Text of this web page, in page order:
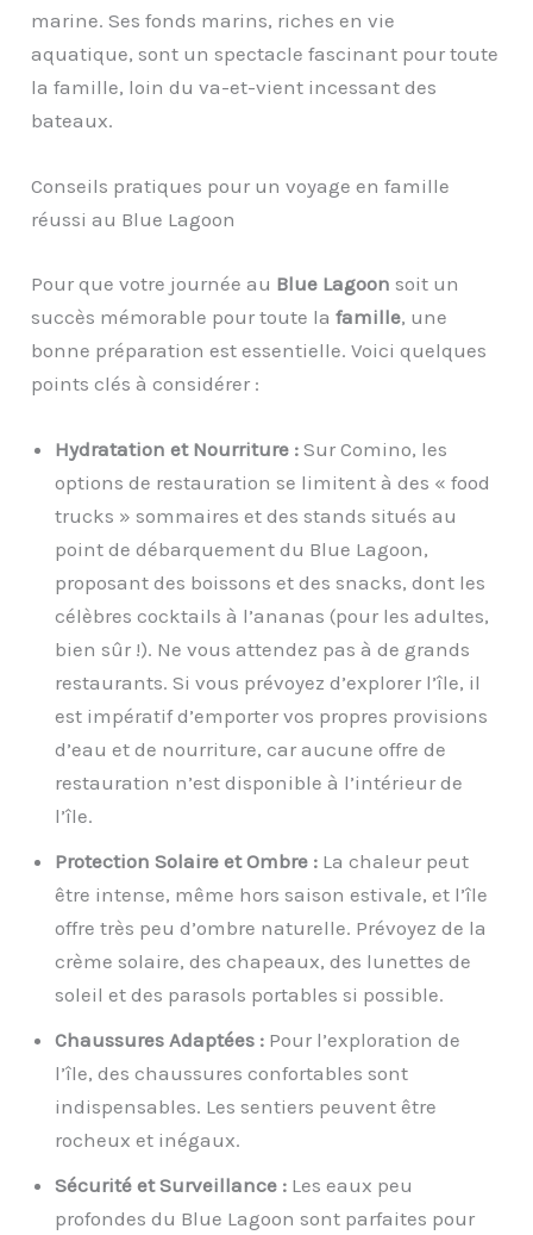
marine. Ses fonds marins, riches en vie
aquatique, sont un spectacle fascinant pour toute
la famille, loin du va-et-vient incessant des
bateaux.
Conseils pratiques pour un voyage en famille
réussi au Blue Lagoon
Pour que votre journée au Blue Lagoon soit un
succès mémorable pour toute lafamille, une
bonne préparation est essentielle. Voici quelques
points clés à considérer :
Hydratation et Nourriture : Sur Comino, les
options de restauration se limitent à des « food
trucks » sommaires et des stands situés au
point de débarquement du Blue Lagoon,
proposant des boissons et des snacks, dont les
célèbres cocktails à l’ananas (pour les adultes,
bien sûr !). Ne vous attendez pas à de grands
restaurants. Si vous prévoyez d’explorer l’île, il
est impératif d’emporter vos propres provisions
d’eau et de nourriture, car aucune offre de
restauration n’est disponible à l’intérieur de
l’île.
Protection Solaire et Ombre : La chaleur peut
être intense, même hors saison estivale, et l’île
offre très peu d’ombre naturelle. Prévoyez de la
crème solaire, des chapeaux, des lunettes de
soleil et des parasols portables si possible.
Chaussures Adaptées : Pour l’exploration de
l’île, des chaussures confortables sont
indispensables. Les sentiers peuvent être
rocheux et inégaux.
Sécurité et Surveillance : Les eaux peu
profondes du Blue Lagoon sont parfaites pour